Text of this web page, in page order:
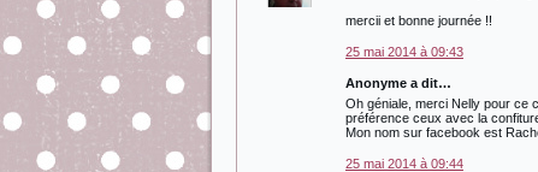
mercii et bonne journée !!
25 mai 2014 à 09:43
Anonyme a dit…
Oh géniale, merci Nelly pour ce
préférence ceux avec la
Mon nom sur facebook est
25 mai 2014 à 09:44